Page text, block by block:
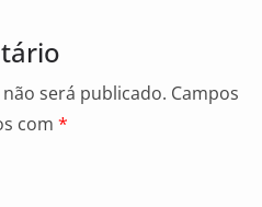
será publicado. Campos
com *